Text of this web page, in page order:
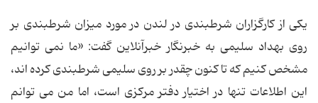
یکی از کارگزاران شرطبندی در لندن در مورد میزان شرطبندی بر
روی بهداد سلیمی به خبرنگار خبرآنلاین گفت: «ما نمی توانیم
مشخص کنیم که تا کنون چقدر بر روی سلیمی شرطبندی کرده اند،
این اطلاعات تنها در اختیار دفتر مرکزی است، اما من می توانم